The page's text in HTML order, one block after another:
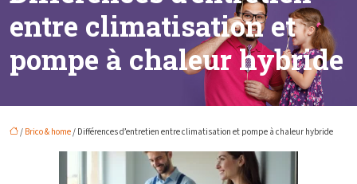
entre climatisation et
pompe à chaleur hybride
/ Brico & home/ Différences d’entretien entre climatisation et pompe à chaleur hybride